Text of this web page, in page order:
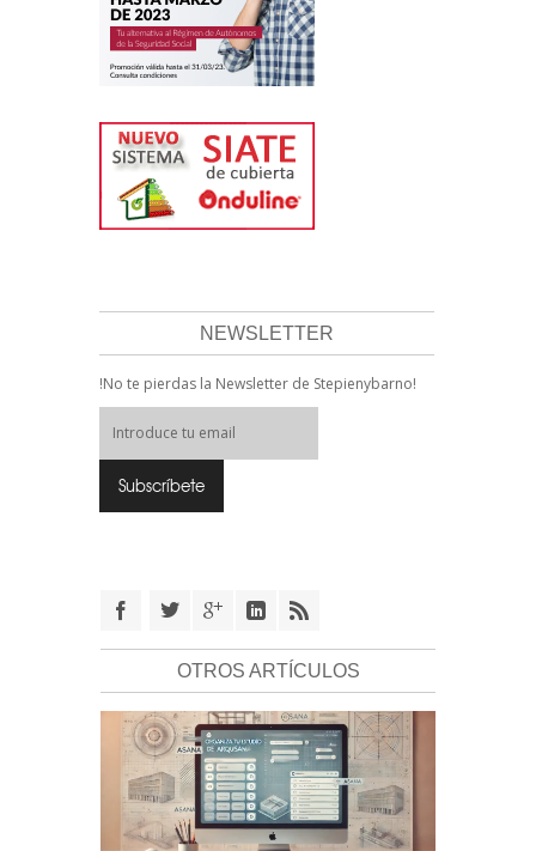
NEWSLETTER
!No te pierdas la Newsletter de Stepienybarno!
OTROS ARTÍCULOS